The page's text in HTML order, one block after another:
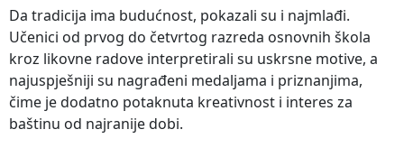
Da tradicija ima budućnost, pokazali su i najmlađi.
Učenici od prvog do četvrtog razreda osnovnih škola
kroz likovne radove interpretirali su uskrsne motive, a
najuspješniji su nagrađeni medaljama i priznanjima,
čime je dodatno potaknuta kreativnost i interes za
baštinu od najranije dobi.